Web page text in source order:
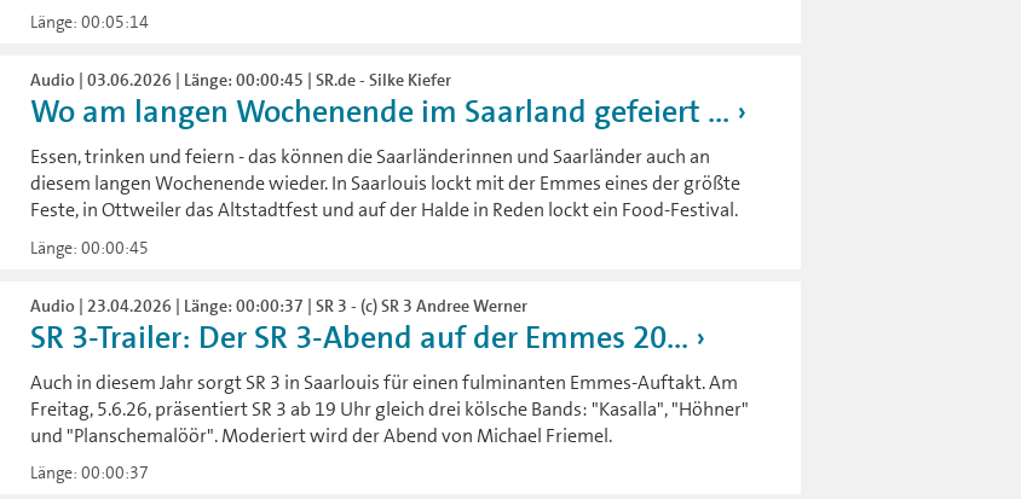
Länge: 00:05:14
Audio | 03.06.2026 | Länge: 00:00:45 | SR.de - Silke Kiefer
Wo am langen Wochenende im Saarland gefeiert ...
Essen, trinken und feiern - das können die Saarländerinnen und Saarländer auch an
diesem langen Wochenende wieder. In Saarlouis lockt mit der Emmes eines der größte
Feste, in Ottweiler das Altstadtfest und auf der Halde in Reden lockt ein Food-Festival.
Länge: 00:00:45
Audio | 23.04.2026 | Länge: 00:00:37 | SR 3 - (c) SR 3 Andree Werner
SR 3-Trailer: Der SR 3-Abend auf der Emmes 20...
Auch in diesem Jahr sorgt SR 3 in Saarlouis für einen fulminanten Emmes-Auftakt. Am
Freitag, 5.6.26, präsentiert SR 3 ab 19 Uhr gleich drei kölsche Bands: "Kasalla", "Höhner"
und "Planschemalöör". Moderiert wird der Abend von Michael Friemel.
Länge: 00:00:37